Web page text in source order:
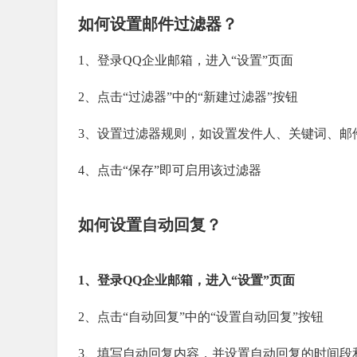
如何设置邮件过滤器？
1、登录QQ企业邮箱，进入“设置”页面
2、点击“过滤器”中的“新建过滤器”按钮
3、设置过滤器规则，如设置发件人、关键词、邮
4、点击“保存”即可启用该过滤器
如何设置自动回复？
1、登录QQ企业邮箱，进入“设置”页面
2、点击“自动回复”中的“设置自动回复”按钮
3、填写自动回复内容，并设置自动回复的时间段